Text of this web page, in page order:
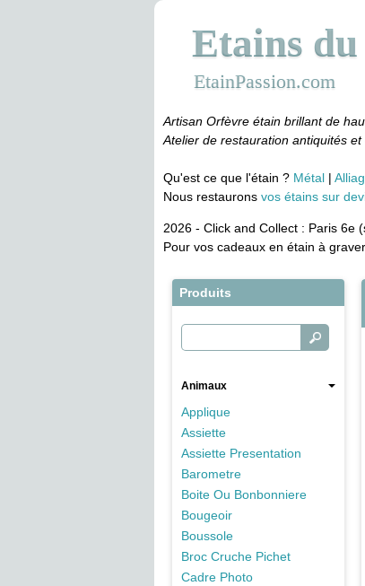
Etains
EtainPassion.com
Artisan Orfèvre étain brillant de
Atelier de restauration antiquités
Qu'est ce que l'étain ? Métal
Nous restaurons vos étains sur
2026 - Click and Collect : Paris 6e
Pour vos cadeaux en étain à
Produits
Animaux
Applique
Assiette
Assiette Presentation
Barometre
Boite Ou Bonbonniere
Bougeoir
Boussole
Broc Cruche Pichet
Cadre Photo